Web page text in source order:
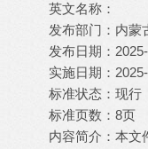
英文名称：
发布部门：内蒙
发布日期：
实施日期：
标准状态：现行
标准页数：8页
内容简介：本文